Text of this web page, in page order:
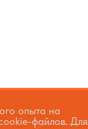
опыта на
файлов. Для